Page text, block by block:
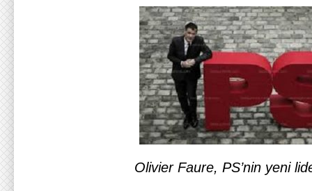
Olivier Faure, PS’nin yeni